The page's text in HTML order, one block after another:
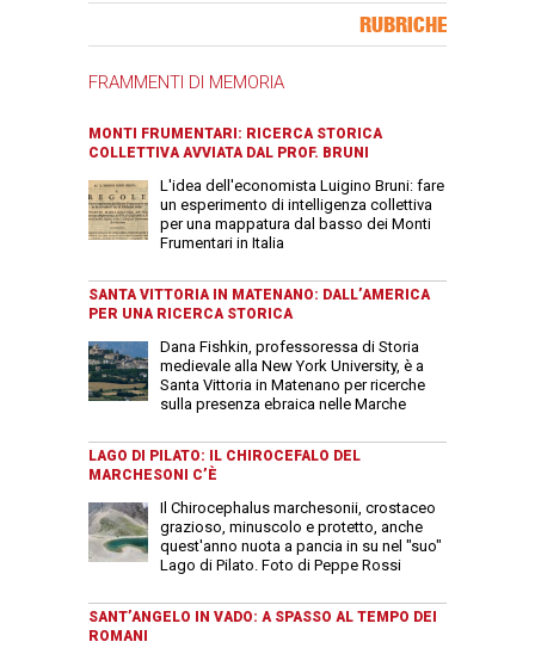
RUBRICHE
FRAMMENTI DI MEMORIA
MONTI FRUMENTARI: RICERCA STORICA
COLLETTIVA AVVIATA DAL PROF. BRUNI
L'idea dell'economista Luigino Bruni: fare
un esperimento di intelligenza collettiva
per una mappatura dal basso dei Monti
Frumentari in Italia
SANTA VITTORIA IN MATENANO: DALL’AMERICA
PER UNA RICERCA STORICA
Dana Fishkin, professoressa di Storia
medievale alla New York University, è a
Santa Vittoria in Matenano per ricerche
sulla presenza ebraica nelle Marche
LAGO DI PILATO: IL CHIROCEFALO DEL
MARCHESONI C’È
Il Chirocephalus marchesonii, crostaceo
grazioso, minuscolo e protetto, anche
quest'anno nuota a pancia in su nel "suo"
Lago di Pilato. Foto di Peppe Rossi
SANT’ANGELO IN VADO: A SPASSO AL TEMPO DEI
ROMANI